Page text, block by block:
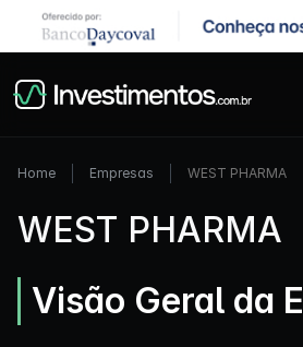
Home Empresas WEST PHARMA
WEST PHARMA
Visão Geral da